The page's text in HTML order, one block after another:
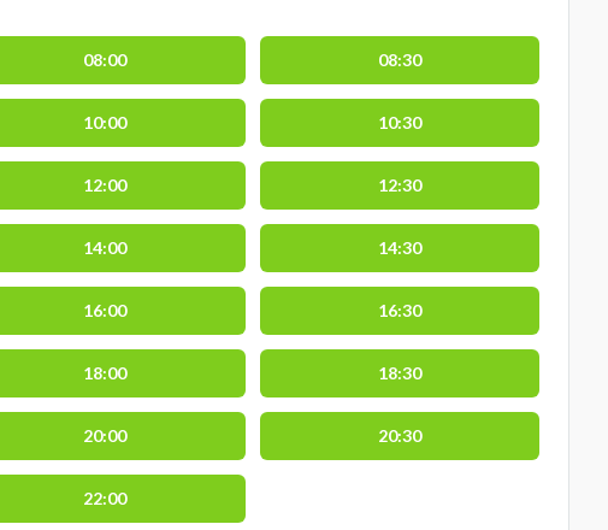
08:00 08:30
10:00 10:30
12:00 12:30
14:00 14:30
16:00 16:30
18:00 18:30
20:00 20:30
22:00